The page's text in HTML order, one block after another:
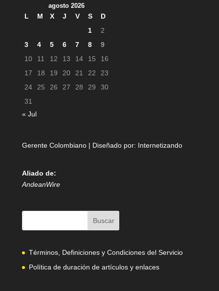
agosto 2026
L M X J V S
D
1
2
3
4 5 6 7 8
9
10
11 12 13 14 15
16
17
18 19 20 21 22
23
24
25 26 27 28 29
30
31
« Jul
Gerente Colombiano | Diseñado por: Internetizando
Aliado de:
AndeanWire
Términos, Definiciones y Condiciones del Servicio
Política de duración de artículos y enlaces